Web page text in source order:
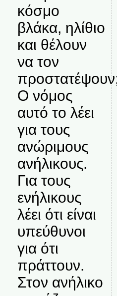
κόσμο
βλάκα, ηλίθιο
και θέλουν
να τον
Ο νόμος
αυτό το λέει
για τους
ανώριμους
ανήλικους.
Για τους
ενήλικους
λέει ότι είναι
υπεύθυνοι
για ότι
πράττουν.
Στον ανήλικο